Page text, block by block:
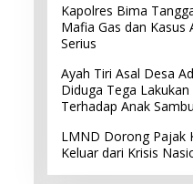
Kapolres Bima
Mafia Gas dan Kasus
Serius
Ayah Tiri Asal Desa
Diduga Tega
Terhadap Anak
LMND Dorong Pajak
Keluar dari Krisis